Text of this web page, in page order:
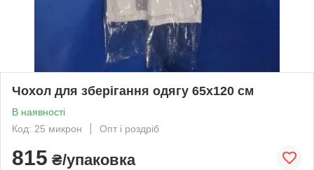
Чохол для зберігання одягу 65х120 см
В наявності
Код: 25 микрон
Опт і роздріб
815 ₴/упаковка